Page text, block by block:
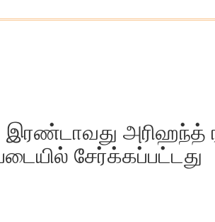
இரண்டாவது அரிஹந்த்
சேர்க்கப்பட்டது